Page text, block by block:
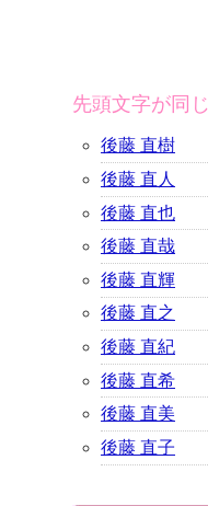
先頭文字が同
後藤 直樹
後藤 直人
後藤 直也
後藤 直哉
後藤 直輝
後藤 直之
後藤 直紀
後藤 直希
後藤 直美
後藤 直子